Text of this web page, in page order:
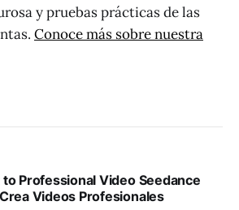
y pruebas prácticas de las
Conoce más sobre nuestra
Professional Video Seedance
Videos Profesionales